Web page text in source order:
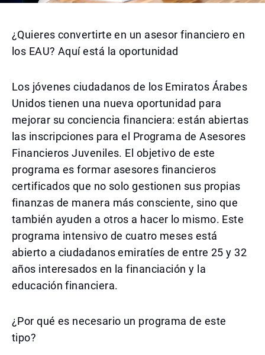
¿Quieres convertirte en un asesor financiero en
los EAU? Aquí está la oportunidad
Los jóvenes ciudadanos de los Emiratos Árabes
Unidos tienen una nueva oportunidad para
mejorar su conciencia financiera: están abiertas
las inscripciones para el Programa de Asesores
Financieros Juveniles. El objetivo de este
programa es formar asesores financieros
certificados que no solo gestionen sus propias
finanzas de manera más consciente, sino que
también ayuden a otros a hacer lo mismo. Este
programa intensivo de cuatro meses está
abierto a ciudadanos emiratíes de entre 25 y 32
años interesados en la financiación y la
educación financiera.
¿Por qué es necesario un programa de este
tipo?